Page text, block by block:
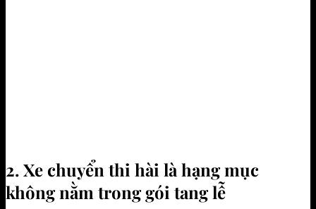
2. Xe chuyển thi hài là hạng mục
không nằm trong gói tang lễ